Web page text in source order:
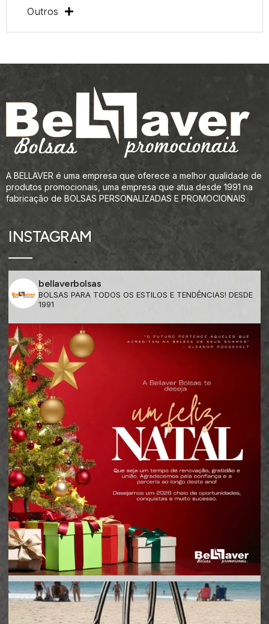
Outros
A BELLAVER é uma empresa que oferece a melhor qualidade de
produtos promocionais, uma empresa que atua desde 1991 na
fabricação de BOLSAS PERSONALIZADAS E PROMOCIONAIS
INSTAGRAM
bellaverbolsas
BOLSAS PARA TODOS OS ESTILOS E TENDÊNCIAS! DESDE
1991